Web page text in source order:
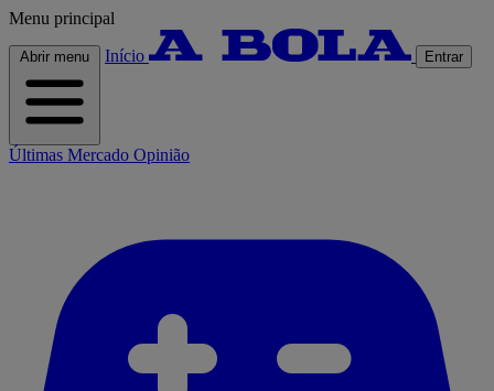
Menu principal
Abrir menu Início Entrar
Últimas Mercado Opinião